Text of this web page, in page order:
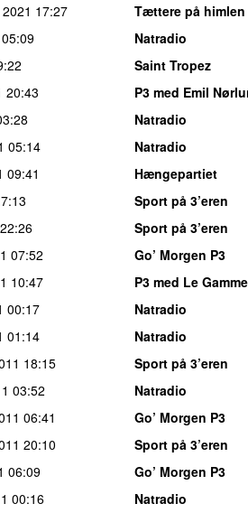
17:27
Tættere på himlen
05:09
Natradio
Saint Tropez
20:43
P3 med Emil
Natradio
05:14
Natradio
09:41
Hængepartiet
Sport på 3’eren
22:26
Sport på 3’eren
07:52
Go’ Morgen P3
10:47
P3 med Le
00:17
Natradio
01:14
Natradio
18:15
Sport på 3’eren
03:52
Natradio
06:41
Go’ Morgen P3
20:10
Sport på 3’eren
06:09
Go’ Morgen P3
00:16
Natradio